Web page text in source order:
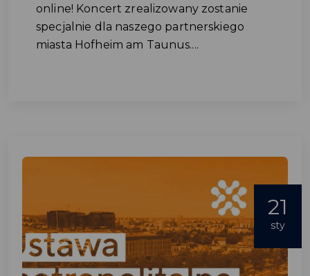
online! Koncert zrealizowany zostanie
specjalnie dla naszego partnerskiego
miasta Hofheim am Taunus....
21
sty